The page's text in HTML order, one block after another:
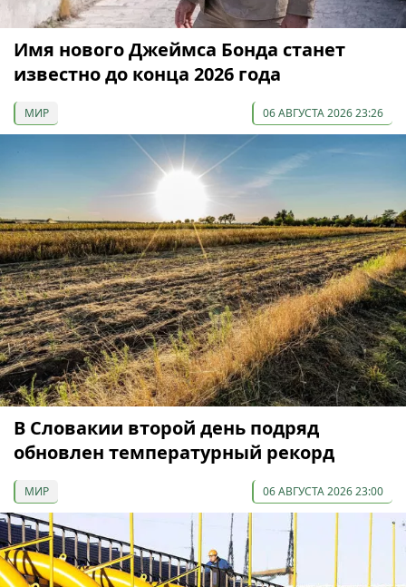
Имя нового Джеймса Бонда станет
известно до конца 2026 года
МИР 06 АВГУСТА 2026 23:26
В Словакии второй день подряд
обновлен температурный рекорд
МИР 06 АВГУСТА 2026 23:00